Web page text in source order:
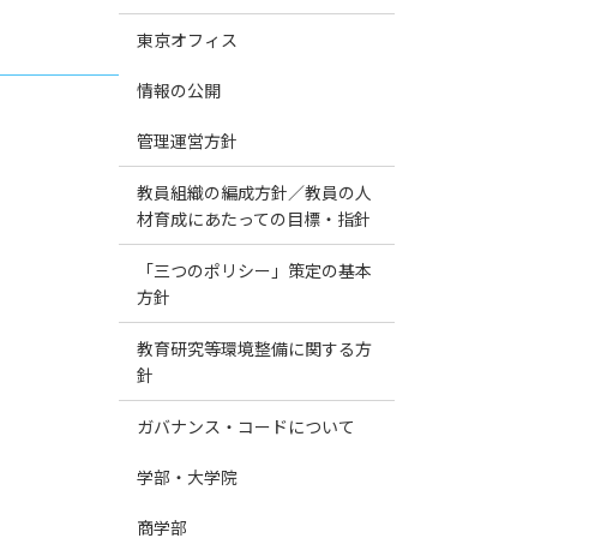
東京オフィス
情報の公開
管理運営方針
教員組織の編成方針／教員の人
材育成にあたっての目標・指針
「三つのポリシー」策定の基本
方針
教育研究等環境整備に関する方
針
ガバナンス・コードについて
学部・大学院
商学部